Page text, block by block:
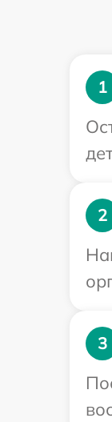
1
2
3